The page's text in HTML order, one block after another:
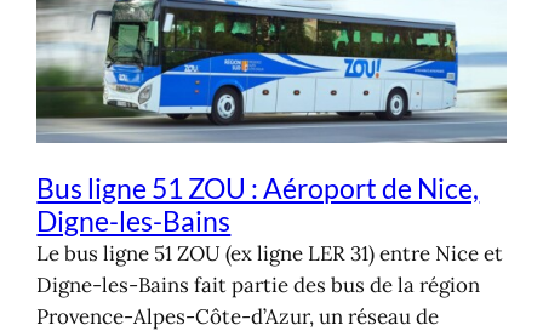
Bus ligne 51 ZOU : Aéroport de Nice,
Digne-les-Bains
Le bus ligne 51 ZOU (ex ligne LER 31) entre Nice et
Digne-les-Bains fait partie des bus de la région
Provence-Alpes-Côte-d’Azur, un réseau de